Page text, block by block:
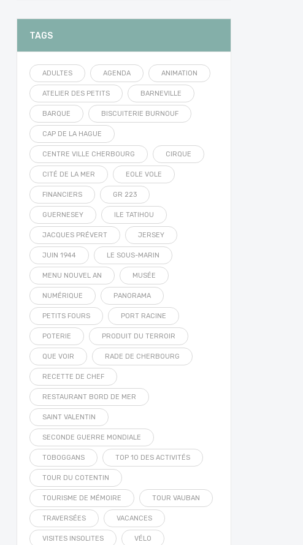
TAGS
ADULTES AGENDA ANIMATION
ATELIER DES PETITS BARNEVILLE
BARQUE BISCUITERIE BURNOUF
CAP DE LA HAGUE
CENTRE VILLE CHERBOURG CIRQUE
CITÉ DE LA MER EOLE VOLE
FINANCIERS GR 223
GUERNESEY ILE TATIHOU
JACQUES PRÉVERT JERSEY
JUIN 1944 LE SOUS-MARIN
MENU NOUVEL AN MUSÉE
NUMÉRIQUE PANORAMA
PETITS FOURS PORT RACINE
POTERIE PRODUIT DU TERROIR
QUE VOIR RADE DE CHERBOURG
RECETTE DE CHEF
RESTAURANT BORD DE MER
SAINT VALENTIN
SECONDE GUERRE MONDIALE
TOBOGGANS TOP 10 DES ACTIVITÉS
TOUR DU COTENTIN
TOURISME DE MÉMOIRE TOUR VAUBAN
TRAVERSÉES VACANCES
VISITES INSOLITES VÉLO